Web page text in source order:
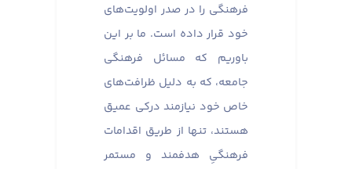
فرهنگی را در صدر اولویت‌های
خود قرار داده است. ما بر این
باوریم که مسائل فرهنگی
جامعه، که به دلیل ظرافت‌های
خاص خود نیازمند درکی عمیق
هستند، تنها از طریق اقدامات
فرهنگیِ هدفمند و مستمر